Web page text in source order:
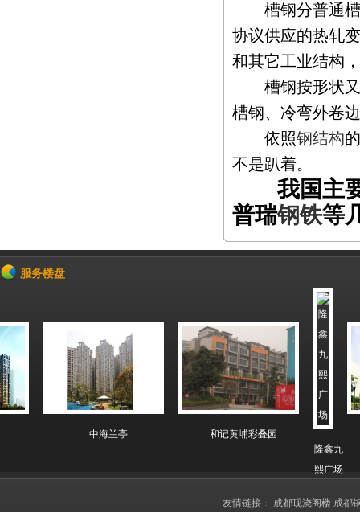
槽钢分普通槽
协议供应的热轧
和其它工业结构
槽钢按形状又
槽钢、冷弯外卷
依照钢结构
不是趴着。
我国主要
普瑞钢铁等
服务楼盘
中海兰亭
和记黄埔彩叠园
隆鑫九
熙广场
友情链接： 成都现浇阁楼 成都